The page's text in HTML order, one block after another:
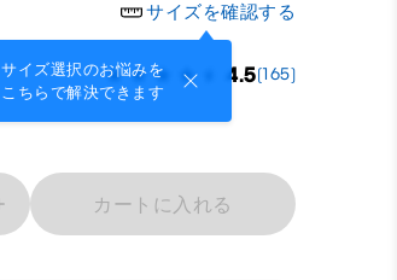
サイズを確認する
サイズ選択のお悩みを
こちらで解決できます
4.5(165)
カートに入れる